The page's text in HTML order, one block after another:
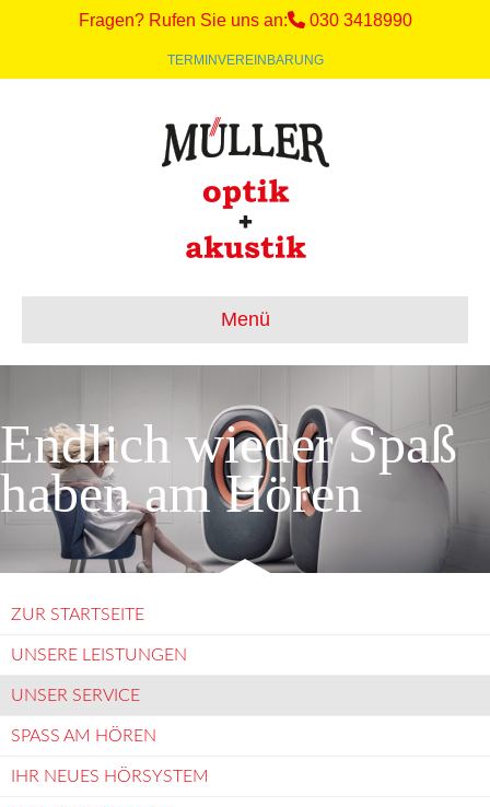
Fragen? Rufen Sie uns an: 030 3418990
TERMINVEREINBARUNG
Menü
Endlich wieder Spaß
haben am Hören
ZUR STARTSEITE
UNSERE LEISTUNGEN
UNSER SERVICE
SPASS AM HÖREN
IHR NEUES HÖRSYSTEM